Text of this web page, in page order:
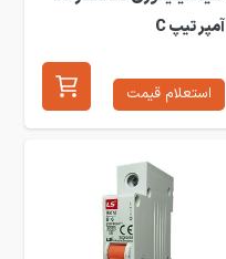
آمپر تیپ C
استعلام قیمت